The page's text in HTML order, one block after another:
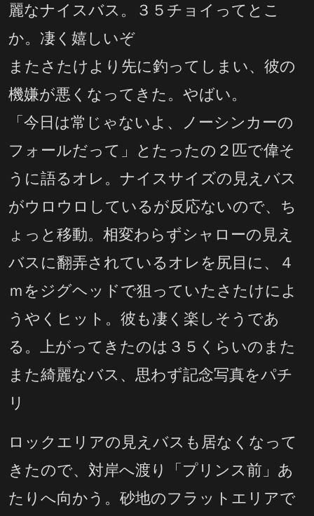
麗なナイスバス。３５チョイってとこ
か。凄く嬉しいぞ
またさたけより先に釣ってしまい、彼の
機嫌が悪くなってきた。やばい。
「今日は常じゃないよ、ノーシンカーの
フォールだって」とたったの２匹で偉そ
うに語るオレ。ナイスサイズの見えバス
がウロウロしているが反応ないので、ち
ょっと移動。相変わらずシャローの見え
バスに翻弄されているオレを尻目に、４
ｍをジグヘッドで狙っていたさたけによ
うやくヒット。彼も凄く楽しそうであ
る。上がってきたのは３５くらいのまた
また綺麗なバス、思わず記念写真をパチ
リ
ロックエリアの見えバスも居なくなって
きたので、対岸へ渡り「プリンス前」あ
たりへ向かう。砂地のフラットエリアで